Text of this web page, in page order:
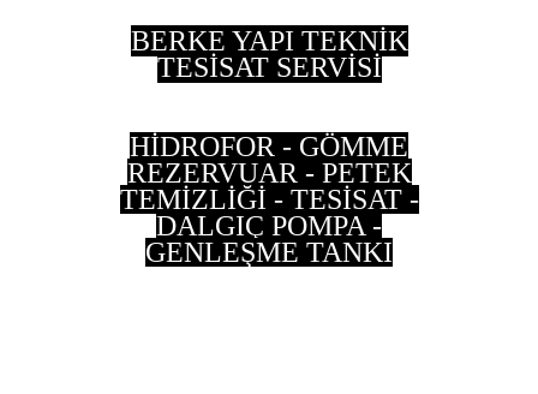
BERKE YAPI TEKNİK
TESİSAT SERVİSİ
HİDROFOR - GÖMME
REZERVUAR - PETEK
TEMİZLİĞİ - TESİSAT -
DALGIÇ POMPA -
GENLEŞME TANKI